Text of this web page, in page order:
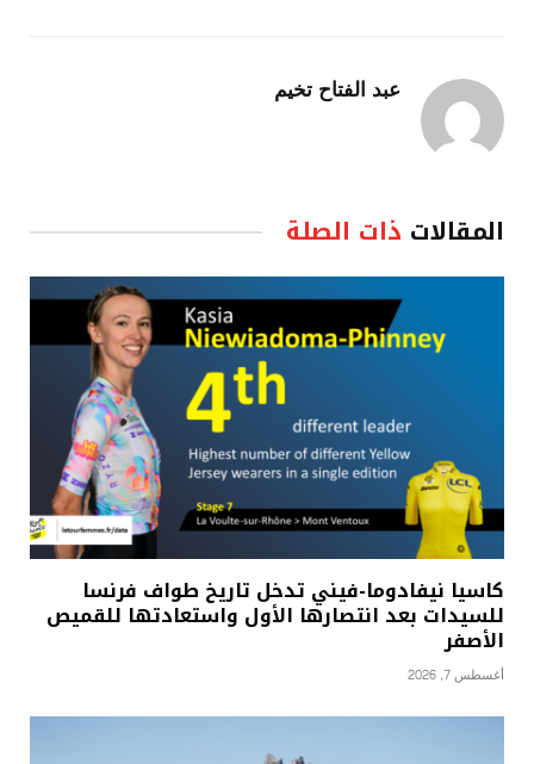
عبد الفتاح تخيم
المقالات ذات الصلة
كاسيا نيفادوما-فيني تدخل تاريخ طواف فرنسا
للسيدات بعد انتصارها الأول واستعادتها للقميص
الأصفر
أغسطس 7, 2026